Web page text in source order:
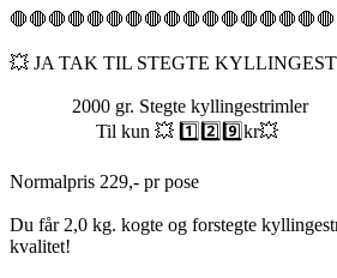
🛑🛑🛑🛑🛑🛑🛑🛑🛑🛑🛑🛑🛑🛑🛑🛑🛑
💥 JA TAK TIL STEGTE
2000 gr. Stegte kyllingestrimler
Til kun 💥 1️⃣2️⃣9️⃣kr💥
Normalpris 229,- pr pose
Du får 2,0 kg. kogte og forstegte
kvalitet!